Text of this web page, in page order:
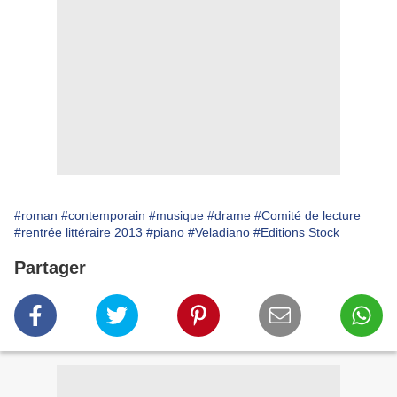
#roman #contemporain #musique #drame #Comité de lecture
#rentrée littéraire 2013 #piano #Veladiano #Editions Stock
Partager